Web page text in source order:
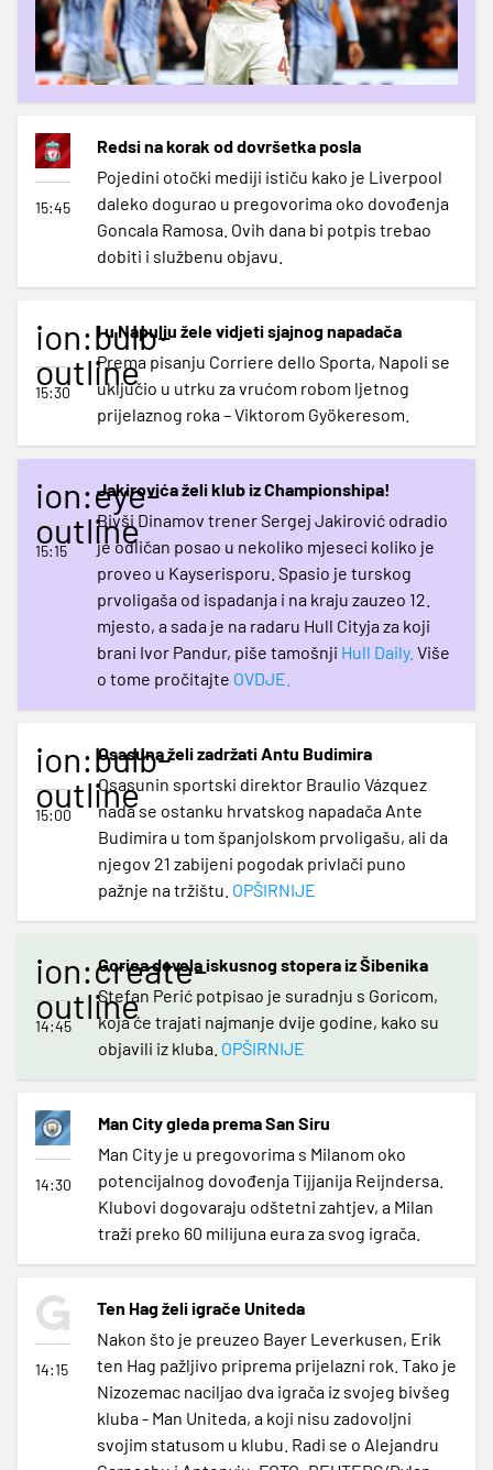
15:45
Redsi na korak od dovršetka posla
Pojedini otočki mediji ističu kako je Liverpool
daleko dogurao u pregovorima oko dovođenja
Goncala Ramosa. Ovih dana bi potpis trebao
dobiti i službenu objavu.
ion:bulb-
outline
15:30
I u Napulju žele vidjeti sjajnog napadača
Prema pisanju Corriere dello Sporta, Napoli se
uključio u utrku za vrućom robom ljetnog
prijelaznog roka – Viktorom Gyökeresom.
ion:eye-
outline
15:15
Jakirovića želi klub iz Championshipa!
Bivši Dinamov trener Sergej Jakirović odradio
je odličan posao u nekoliko mjeseci koliko je
proveo u Kayserisporu. Spasio je turskog
prvoligaša od ispadanja i na kraju zauzeo 12.
mjesto, a sada je na radaru Hull Cityja za koji
brani Ivor Pandur, piše tamošnji Hull Daily. Više
o tome pročitajte OVDJE
ion:bulb-
outline
15:00
Osasuna želi zadržati Antu Budimira
Osasunin sportski direktor Braulio Vázquez
nada se ostanku hrvatskog napadača Ante
Budimira u tom španjolskom prvoligašu, ali da
njegov 21 zabijeni pogodak privlači puno
pažnje na tržištu. OPŠIRNIJE
ion:create-
outline
14:45
Gorica dovela iskusnog stopera iz Šibenika
Stefan Perić potpisao je suradnju s Goricom,
koja će trajati najmanje dvije godine, kako su
objavili iz kluba. OPŠIRNIJE
14:30
Man City gleda prema San Siru
Man City je u pregovorima s Milanom oko
potencijalnog dovođenja Tijjanija Reijndersa.
Klubovi dogovaraju odštetni zahtjev, a Milan
traži preko 60 milijuna eura za svog igrača.
14:15
Ten Hag želi igrače Uniteda
Nakon što je preuzeo Bayer Leverkusen, Erik
ten Hag pažljivo priprema prijelazni rok. Tako je
Nizozemac naciljao dva igrača iz svojeg bivšeg
kluba - Man Uniteda, a koji nisu zadovoljni
svojim statusom u klubu. Radi se o Alejandru